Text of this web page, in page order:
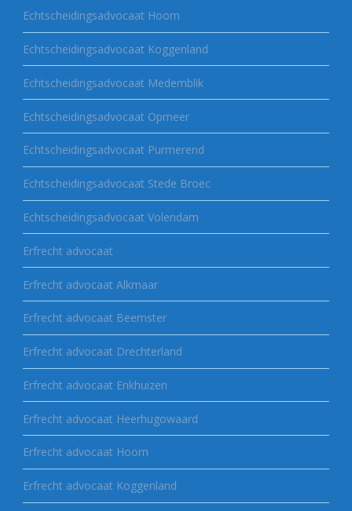
Echtscheidingsadvocaat Hoorn
Echtscheidingsadvocaat Koggenland
Echtscheidingsadvocaat Medemblik
Echtscheidingsadvocaat Opmeer
Echtscheidingsadvocaat Purmerend
Echtscheidingsadvocaat Stede Broec
Echtscheidingsadvocaat Volendam
Erfrecht advocaat
Erfrecht advocaat Alkmaar
Erfrecht advocaat Beemster
Erfrecht advocaat Drechterland
Erfrecht advocaat Enkhuizen
Erfrecht advocaat Heerhugowaard
Erfrecht advocaat Hoorn
Erfrecht advocaat Koggenland